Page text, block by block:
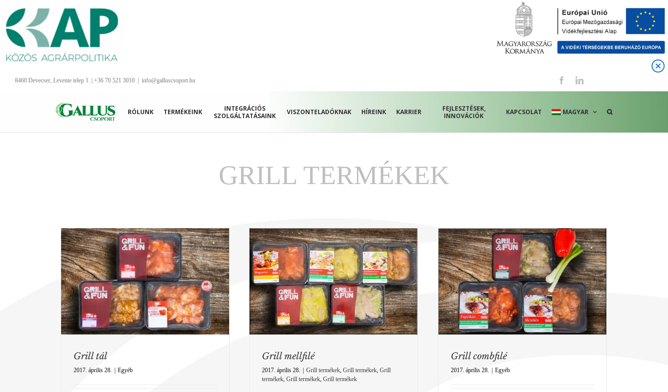
Kihagyás
8460 Devecser, Levente telep 1. | +36 70 521 3010 info@galluscsoport.hu FacebookLinkedIn
RÓLUNK TERMÉKEINK
INTEGRÁCIÓS
SZOLGÁLTATÁSAINK
VISZONTELADÓKNAK HÍREINK KARRIER
FEJLESZTÉSEK,
INNOVÁCIÓK
KAPCSOLAT MAGYAR
GRILL TERMÉKEK
Grill tál
2017. április 28. | Egyéb
Grill mellfilé
Grill termékek Grill termékek Grill termékek Grill
termékek Grill termékek
Grill mellfilé
2017. április 28. | Grill termékek Grill termékek Grill
termékek Grill termékek Grill termékek
Grill combfilé
Grill combfilé
2017. április 28. | Egyéb